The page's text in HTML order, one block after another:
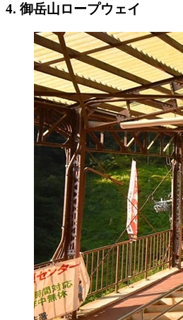
4. 御岳山ロープウェイ